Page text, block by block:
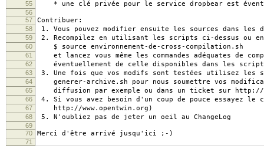
55 * une clé privée pour le service dropbear est
56
57
Contribuer:
58 1. Vous pouvez modifier ensuite les sources dans
59 2. Recompilez en utilisant les scripts ci-dessus ou
60 $ source environnement-de-cross-compilation.sh
61 et lancez vous même les commandes adéquates de
62 éventuellement de celle disponibles dans les scripts
63 3. Une fois que vos modifs sont testées utilisez les
64 generer-archive.sh pour nous soumettre vos
65 diffusion par exemple ou dans un ticket sur http://
66 4. Si vous avez besoin d'un coup de pouce essayez
67 http://www.opentwin.org)
68 5. N'oubliez pas de jeter un oeil au ChangeLog
69
70
Merci d'être arrivé jusqu'ici ;-)
71